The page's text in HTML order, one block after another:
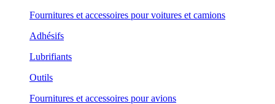
Fournitures et accessoires pour voitures et camions
Adhésifs
Lubrifiants
Outils
Fournitures et accessoires pour avions